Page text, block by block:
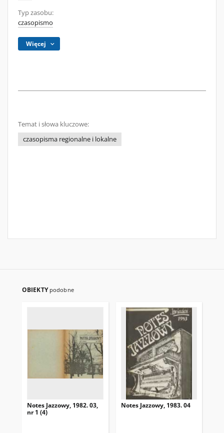
Typ zasobu:
czasopismo
Więcej
Temat i słowa kluczowe:
czasopisma regionalne i lokalne
OBIEKTY podobne
Notes Jazzowy, 1982. 03,
nr 1 (4)
Notes Jazzowy, 1983. 04